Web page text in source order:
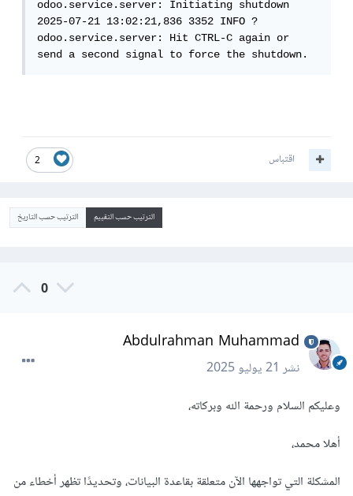
odoo.service.server: Initiating shutdown
2025-07-21 13:02:21,836 3352 INFO ?
odoo.service.server: Hit CTRL-C again or
send a second signal to force the shutdown.
2 اقتباس
الترتيب حسب التقييم الترتيب حسب التاريخ
0
Abdulrahman Muhammad
نشر21 يوليو 2025
وعليكم السلام ورحمة الله وبركاته،
أهلا محمد،
المشكلة التي تواجهها الآن متعلقة بقاعدة البيانات، وتحديدًا تظهر أخطاء من